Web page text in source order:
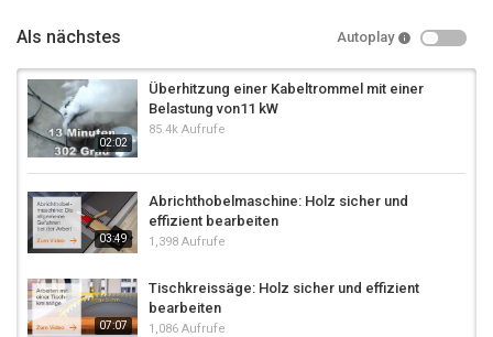
Als nächstes Autoplay
02:02
Überhitzung einer Kabeltrommel mit einer
Belastung von11 kW
85.4k Aufrufe
03:49
Abrichthobelmaschine: Holz sicher und
effizient bearbeiten
1,398 Aufrufe
07:07
Tischkreissäge: Holz sicher und effizient
bearbeiten
1,086 Aufrufe